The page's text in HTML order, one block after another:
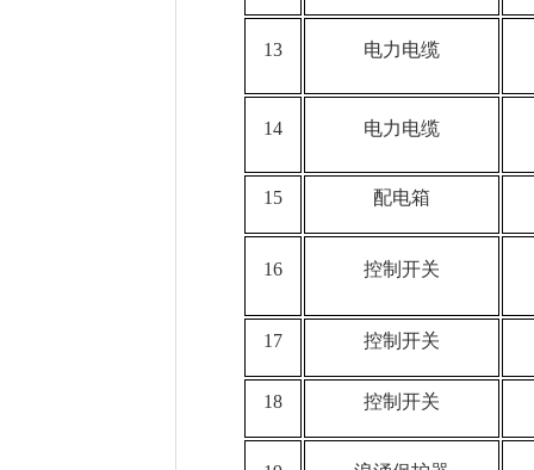
13 电力电缆
14 电力电缆
15 配电箱
16 控制开关
17 控制开关
18 控制开关